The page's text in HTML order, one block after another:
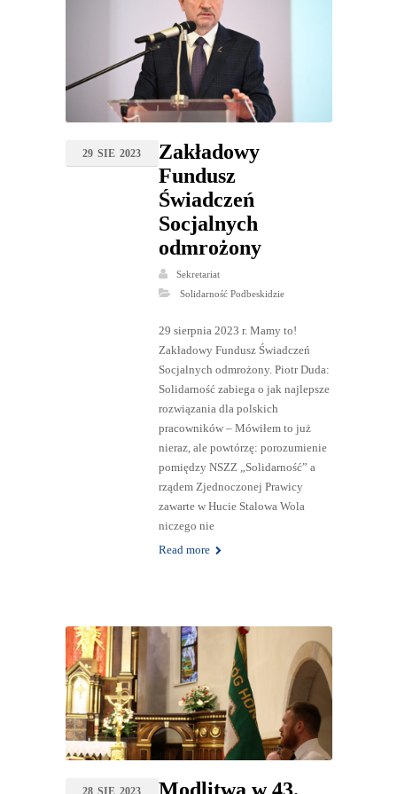
29 SIE 2023
Zakładowy
Fundusz
Świadczeń
Socjalnych
odmrożony
Sekretariat
Solidarność Podbeskidzie
29 sierpnia 2023 r. Mamy to!
Zakładowy Fundusz Świadczeń
Socjalnych odmrożony. Piotr Duda:
Solidarność zabiega o jak najlepsze
rozwiązania dla polskich
pracowników – Mówiłem to już
nieraz, ale powtórzę: porozumienie
pomiędzy NSZZ „Solidarność” a
rządem Zjednoczonej Prawicy
zawarte w Hucie Stalowa Wola
niczego nie
Read more
28 SIE 2023
Modlitwa w 43.